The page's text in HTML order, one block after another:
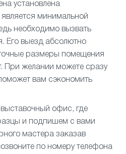
установлена
минимальной
необходимо вызвать
Его выезд абсолютно
размеры помещения
При желании можете сразу
вам сэкономить
офис, где
и подпишем с вами
мастера заказав
по номеру телефона